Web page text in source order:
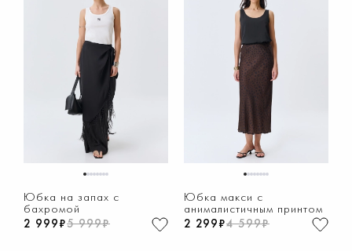
12345678
Юбка на запах с
бахромой
2 999₽5 999₽
12345678
Юбка макси с
анималистичным принтом
2 299₽4 599₽